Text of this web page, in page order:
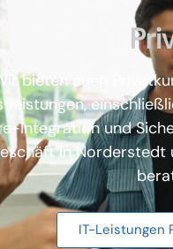
bieten auch
Integration und
in
IT-Leistungen